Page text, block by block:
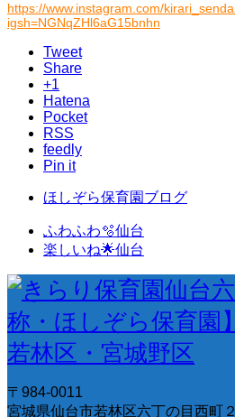
https://www.instagram.com/
igsh=NGNqZHl6aG15bnhn
Tweet
Share
+1
Hatena
Pocket
RSS
feedly
Pin it
ほしぞら保育園ブログ
ふわふわ🫧仙台
楽しいね🌟仙台
〒984-0011
宮城県仙台市若林区六丁の目西町２